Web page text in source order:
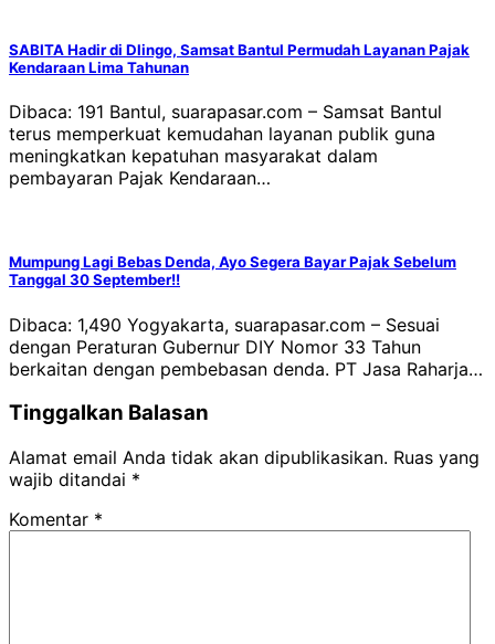
SABITA Hadir di Dlingo, Samsat Bantul Permudah Layanan Pajak
Kendaraan Lima Tahunan
Dibaca: 191 Bantul, suarapasar.com – Samsat Bantul
terus memperkuat kemudahan layanan publik guna
meningkatkan kepatuhan masyarakat dalam
pembayaran Pajak Kendaraan…
Mumpung Lagi Bebas Denda, Ayo Segera Bayar Pajak Sebelum
Tanggal 30 September!!
Dibaca: 1,490 Yogyakarta, suarapasar.com – Sesuai
dengan Peraturan Gubernur DIY Nomor 33 Tahun
berkaitan dengan pembebasan denda. PT Jasa Raharja…
Tinggalkan Balasan
Alamat email Anda tidak akan dipublikasikan. Ruas yang
wajib ditandai *
Komentar *